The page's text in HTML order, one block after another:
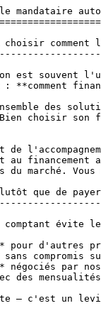
souhaité   

   Durée souhaitée   

   Apport   

   Message   

   J'ai lu et j'accepte la [politique de confidentialité](https://www.sndiffusion.fr/page/politique-de-confidentialite) \*  

   J'accepte de recevoir des communications commerciales  

 Envoyer ma demande de financement   

    Les solutions de financement automobiles chez SN Diffusion 
------------------------------------------------------------

### 1. La Location avec Option d'Achat (LOA)

Qu'est-ce que la LOA ?

La Location avec Option d'Achat, aussi appelée **crédit-bail automobile** ou **leasing**, est une formule qui vous permet de conduire un véhicule neuf ou occasion moyennant des loyers mensuels, pendant une durée déterminée (généralement 24 à 60 mois). À l'issue du contrat, vous avez le choix : **lever l'option d'achat** pour devenir propriétaire en réglant la valeur résiduelle du véhicule, ou simplement **restituer le véhicule** et repartir sur un nouveau modèle.

Les 3 avantages clés pour vous :

- **Des mensualités réduites** : vous ne financez que la dépréciation du véhicule sur la durée